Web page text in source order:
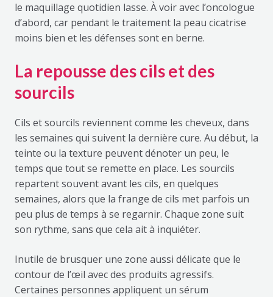
le maquillage quotidien lasse. À voir avec l’oncologue
d’abord, car pendant le traitement la peau cicatrise
moins bien et les défenses sont en berne.
La repousse des cils et des
sourcils
Cils et sourcils reviennent comme les cheveux, dans
les semaines qui suivent la dernière cure. Au début, la
teinte ou la texture peuvent dénoter un peu, le
temps que tout se remette en place. Les sourcils
repartent souvent avant les cils, en quelques
semaines, alors que la frange de cils met parfois un
peu plus de temps à se regarnir. Chaque zone suit
son rythme, sans que cela ait à inquiéter.
Inutile de brusquer une zone aussi délicate que le
contour de l’œil avec des produits agressifs.
Certaines personnes appliquent un sérum